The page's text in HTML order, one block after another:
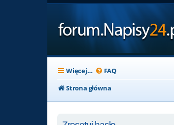
Więcej… FAQ
Strona główna